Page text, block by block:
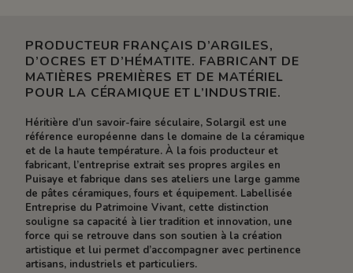
PRODUCTEUR FRANÇAIS D’ARGILES,
D’OCRES ET D’HÉMATITE. FABRICANT DE
MATIÈRES PREMIÈRES ET DE MATÉRIEL
POUR LA CÉRAMIQUE ET L’INDUSTRIE.
Héritière d’un savoir-faire séculaire, Solargil est une
référence européenne dans le domaine de la céramique
et de la haute température. À la fois producteur et
fabricant, l’entreprise extrait ses propres argiles en
Puisaye et fabrique dans ses ateliers une large gamme
de pâtes céramiques, fours et équipement. Labellisée
Entreprise du Patrimoine Vivant, cette distinction
souligne sa capacité à lier tradition et innovation, une
force qui se retrouve dans son soutien à la création
artistique et lui permet d’accompagner avec pertinence
artisans, industriels et particuliers.